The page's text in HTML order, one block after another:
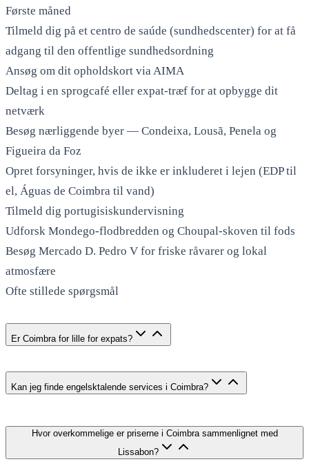
Første måned
Tilmeld dig på et centro de saúde (sundhedscenter) for at få
adgang til den offentlige sundhedsordning
Ansøg om dit opholdskort via AIMA
Deltag i en sprogcafé eller expat-træf for at opbygge dit
netværk
Besøg nærliggende byer — Condeixa, Lousã, Penela og
Figueira da Foz
Opret forsyninger, hvis de ikke er inkluderet i lejen (EDP til
el, Águas de Coimbra til vand)
Tilmeld dig portugisiskundervisning
Udforsk Mondego-flodbredden og Choupal-skoven til fods
Besøg Mercado D. Pedro V for friske råvarer og lokal
atmosfære
Ofte stillede spørgsmål
Er Coimbra for lille for expats?
Kan jeg finde engelsktalende services i Coimbra?
Hvor overkommelige er priserne i Coimbra sammenlignet med
Lissabon?